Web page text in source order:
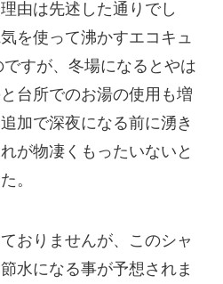
由は先述した通りでし
を使って沸かすエコキュ
すが、冬場になるとやは
台所でのお湯の使用も増
加で深夜になる前に湧き
が物凄くもったいないと
。
おりませんが、このシャ
水になる事が予想されま